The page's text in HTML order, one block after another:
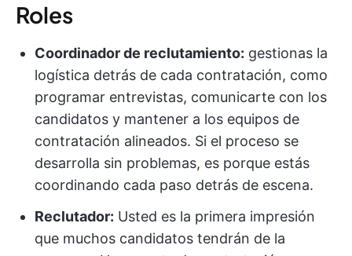
Roles
Coordinador de reclutamiento: gestionas la
logística detrás de cada contratación, como
programar entrevistas, comunicarte con los
candidatos y mantener a los equipos de
contratación alineados. Si el proceso se
desarrolla sin problemas, es porque estás
coordinando cada paso detrás de escena.
Reclutador: Usted es la primera impresión
que muchos candidatos tendrán de la